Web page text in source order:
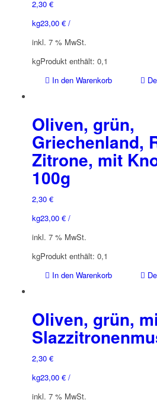
2,30 €
23,00 €/
kg
inkl. 7 % MwSt.
Produkt enthält: 0,1
kg
In den Warenkorb
Oliven, grün,
Griechenland,
Zitrone, mit
100g
2,30 €
23,00 €/
kg
inkl. 7 % MwSt.
Produkt enthält: 0,1
kg
In den Warenkorb
Oliven, grün,
2,30 €
23,00 €/
kg
inkl. 7 % MwSt.